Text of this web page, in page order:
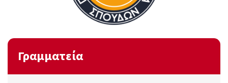
Γραμματεία